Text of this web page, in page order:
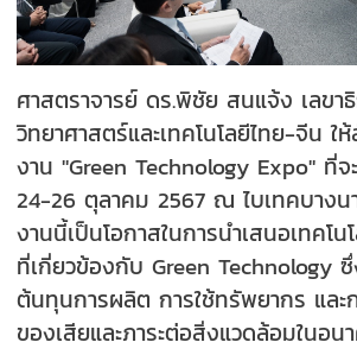
ศาสตราจารย์ ดร.พิชัย สนแจ้ง เลขา
วิทยาศาสตร์และเทคโนโลยีไทย-จีน
งาน "Green Technology Expo" ที่จ
24-26 ตุลาคม 2567 ณ ไบเทคบางน
งานนี้เป็นโอกาสในการนำเสนอเทคโ
ที่เกี่ยวข้องกับ Green Technology
ต้นทุนการผลิต การใช้ทรัพยากร และ
ของเสียและภาระต่อสิ่งแวดล้อมในอน